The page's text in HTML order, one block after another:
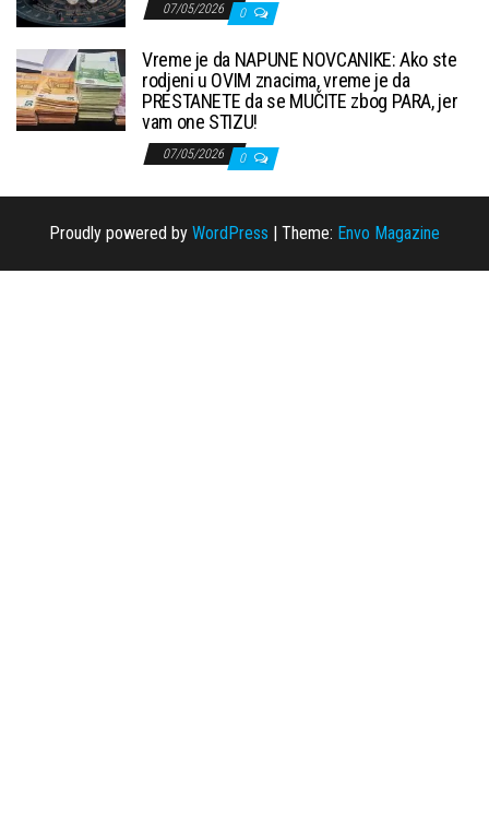
07/05/2026 0
Vreme je da NAPUNE NOVCANIKE: Ako ste
rodjeni u OVIM znacima, vreme je da
PRESTANETE da se MUČITE zbog PARA, jer
vam one STIZU!
07/05/2026 0
Proudly powered by WordPress Theme: Envo Magazine